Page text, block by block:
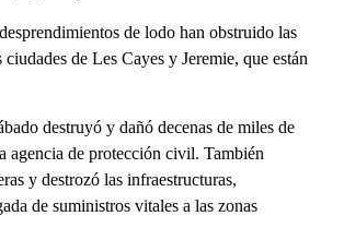
de lodo han obstruido las
ciudades de Les Cayes y Jeremie, que están
destruyó y dañó decenas de miles de
agencia de protección civil. También
y destrozó las infraestructuras,
de suministros vitales a las zonas